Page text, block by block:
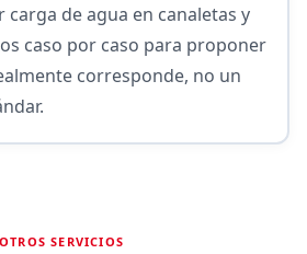
de agua en canaletas y
caso por caso para proponer
corresponde, no un
OTROS SERVICIOS